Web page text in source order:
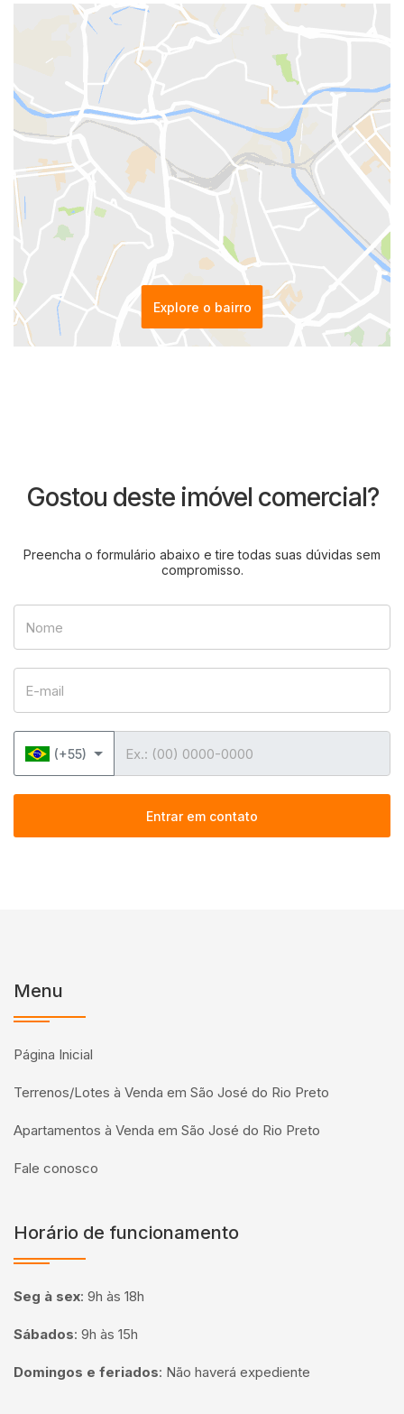
Explore o bairro
Gostou deste imóvel comercial?
Preencha o formulário abaixo e tire todas suas dúvidas sem
compromisso.
(+55)
Entrar em contato
Menu
Página Inicial
Terrenos/Lotes à Venda em São José do Rio Preto
Apartamentos à Venda em São José do Rio Preto
Fale conosco
Horário de funcionamento
Seg à sex: 9h às 18h
Sábados: 9h às 15h
Domingos e feriados: Não haverá expediente